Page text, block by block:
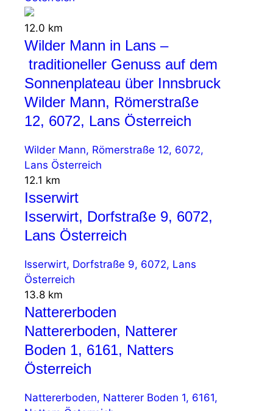
12.0 km
Wilder Mann in Lans –
traditioneller Genuss auf dem
Sonnenplateau über Innsbruck
Wilder Mann, Römerstraße
12, 6072, Lans Österreich
Wilder Mann, Römerstraße 12, 6072,
Lans Österreich
12.1 km
Isserwirt
Isserwirt, Dorfstraße 9, 6072,
Lans Österreich
Isserwirt, Dorfstraße 9, 6072, Lans
Österreich
13.8 km
Nattererboden
Nattererboden, Natterer
Boden 1, 6161, Natters
Österreich
Nattererboden, Natterer Boden 1, 6161,